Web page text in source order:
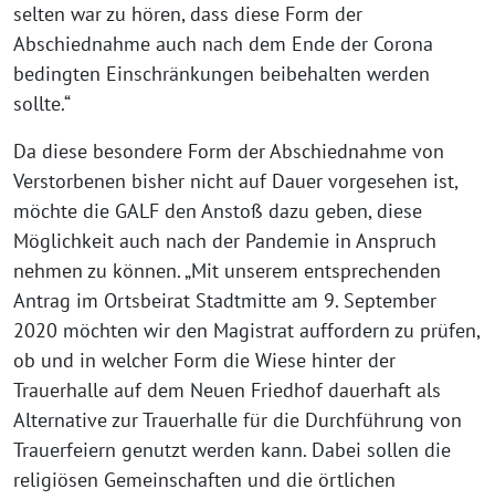
selten war zu hören, dass diese Form der
Abschiednahme auch nach dem Ende der Corona
bedingten Einschränkungen beibehalten werden
sollte.“
Da diese besondere Form der Abschiednahme von
Verstorbenen bisher nicht auf Dauer vorgesehen ist,
möchte die GALF den Anstoß dazu geben, diese
Möglichkeit auch nach der Pandemie in Anspruch
nehmen zu können. „Mit unserem entsprechenden
Antrag im Ortsbeirat Stadtmitte am 9. September
2020 möchten wir den Magistrat auffordern zu prüfen,
ob und in welcher Form die Wiese hinter der
Trauerhalle auf dem Neuen Friedhof dauerhaft als
Alternative zur Trauerhalle für die Durchführung von
Trauerfeiern genutzt werden kann. Dabei sollen die
religiösen Gemeinschaften und die örtlichen